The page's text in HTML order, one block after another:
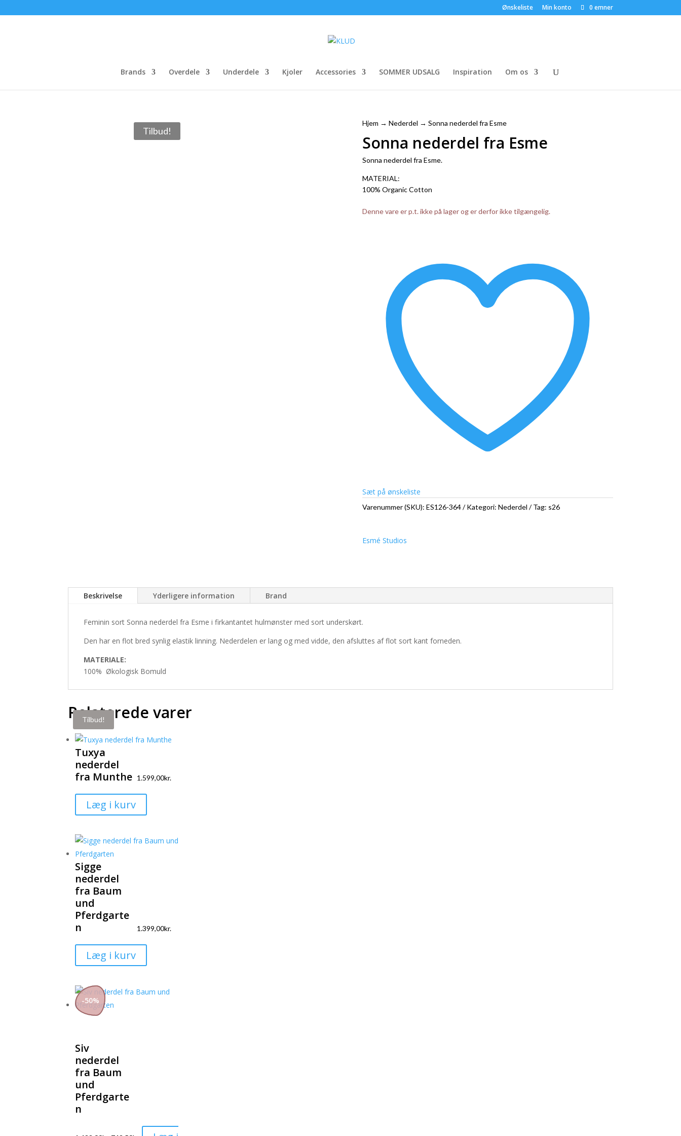
Ønskeliste Min konto 0 emner
Brands Overdele Underdele Kjoler Accessories SOMMER UDSALG Inspiration Om os
Tilbud!
Hjem → Nederdel → Sonna nederdel fra Esme
Sonna nederdel fra Esme
Sonna nederdel fra Esme.
MATERIAL:
100% Organic Cotton
Denne vare er p.t. ikke på lager og er derfor ikke tilgængelig.
Sæt på ønskeliste
Varenummer (SKU): ES126-364 Kategori: Nederdel Tag: s26
Esmé Studios
Beskrivelse Yderligere information Brand
Feminin sort Sonna nederdel fra Esme i firkantantet hulmønster med sort underskørt.
Den har en flot bred synlig elastik linning. Nederdelen er lang og med vidde, den afsluttes af flot sort kant forneden.
MATERIALE:
100% Økologisk Bomuld
Relaterede varer
Tuxya
nederdel
fra Munthe 1.599,00kr.
Læg i kurv
vare
flere
Sigge
nederdel
fra Baum
und
Pferdgarte
n
1.399,00kr.
Læg i kurv
vare
flere
Tilbud!
-50%
Siv
nederdel
fra Baum
und
Pferdgarte
n